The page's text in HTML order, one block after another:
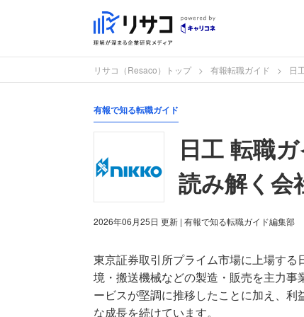
リサコ（Resaco）トップ 有報転職ガイド 日
有報で知る転職ガイド
日工 転職
読み解く会
2026年06月25日 更新 | 有報で知る転職ガイド編集部
東京証券取引所プライム市場に上場す
境・搬送機械などの製造・販売を主力
ービスが堅調に推移したことに加え、
な成長を続けています。